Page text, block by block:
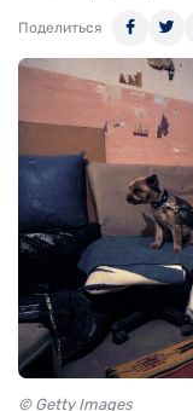
Поделиться
© Getty Images